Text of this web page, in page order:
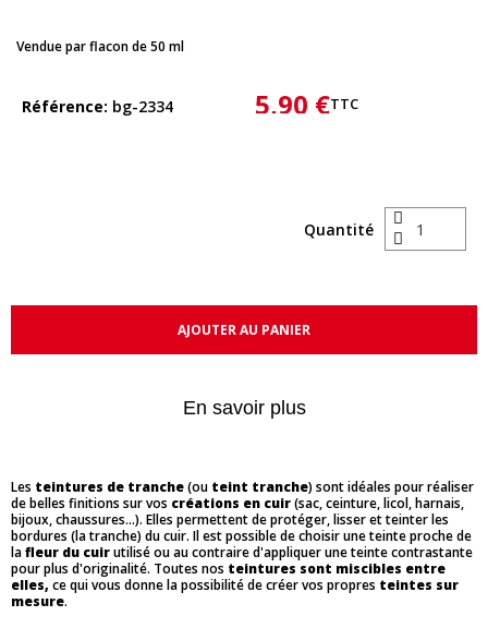
Vendue par flacon de 50 ml
Référence bg-2334 5,90 €TTC
Quantité
AJOUTER AU PANIER
En savoir plus
Les teintures de tranche(ou teint tranche) sont idéales pour réaliser
de belles finitions sur vos créations en cuir(sac, ceinture, licol, harnais,
bijoux, chaussures...). Elles permettent de protéger, lisser et teinter les
bordures (la tranche) du cuir. Il est possible de choisir une teinte proche de
lafleur du cuirutilisé ou au contraire d'appliquer une teinte contrastante
pour plus d'originalité. Toutes nos teintures sont miscibles entre
elles, ce qui vous donne la possibilité de créer vos propres teintes sur
mesure.